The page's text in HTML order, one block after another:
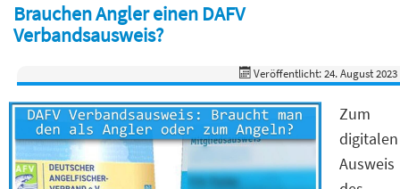
Brauchen Angler einen DAFV
Verbandsausweis?
Veröffentlicht: 24. August 2023
Zum
digitalen
Ausweis